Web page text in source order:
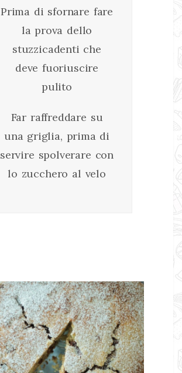
Prima di sfornare fare
la prova dello
stuzzicadenti che
deve fuoriuscire
pulito
Far raffreddare su
una griglia, prima di
servire spolverare con
lo zucchero al velo